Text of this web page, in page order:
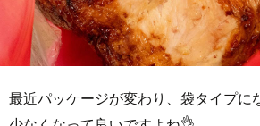
最近パッケージが変わり、袋タイプに